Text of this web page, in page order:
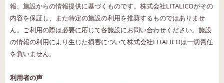
報、施設からの情報提供に基づくものです。株式会社LITALICOがその
内容を保証し、また特定の施設の利用を推奨するものではありませ
ん。ご利用の際は必要に応じて各施設にお問い合わせください。施設
の情報の利用により生じた損害について株式会社LITALICOは一切責任
を負いません。
利用者の声